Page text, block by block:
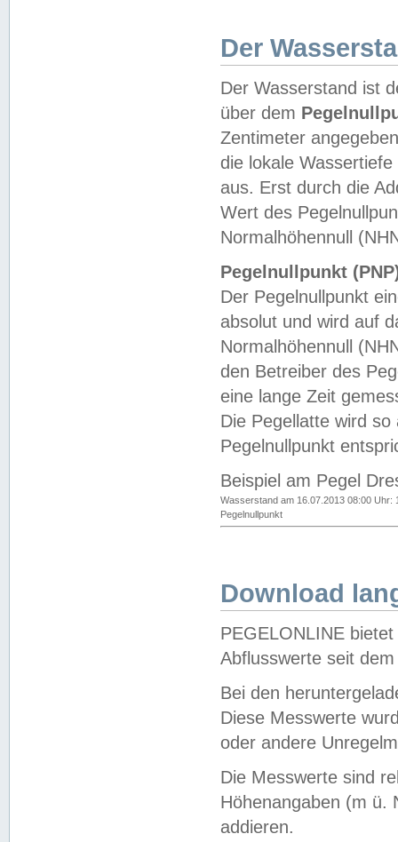
Der
Der Wasserstand ist
über dem
Zentimeter
die lokale
aus. Erst durch die
Wert des
Normalhöhennull
Pegelnullpunkt
Der Pegelnullpunkt
absolut und wird auf
Normalhöhennull
den Betreiber des
eine lange Zeit
Die Pegellatte wird
Pegelnullpunkt
Beispiel am Pegel
Wasserstand am 16.07.2013 08:00 Uhr:
Pegelnullpunkt
Download
PEGELONLINE
Abflusswerte seit
Bei den
Diese Messwerte
oder andere
Die Messwerte sind
Höhenangaben (m ü.
addieren.